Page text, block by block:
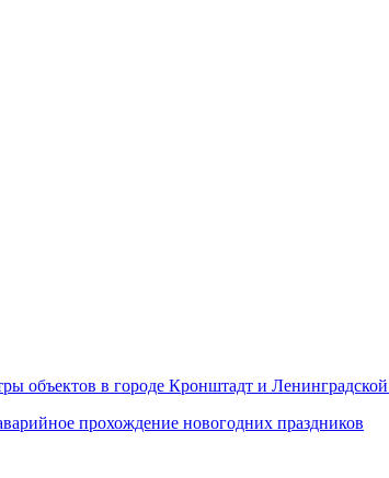
объектов в городе Кронштадт и Ленинградской
прохождение новогодних праздников